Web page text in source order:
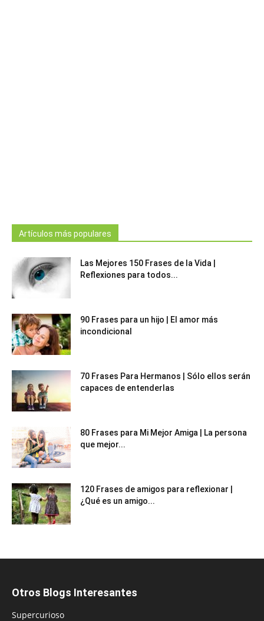
Artículos más populares
Las Mejores 150 Frases de la Vida |
Reflexiones para todos...
90 Frases para un hijo | El amor más
incondicional
70 Frases Para Hermanos | Sólo ellos serán
capaces de entenderlas
80 Frases para Mi Mejor Amiga | La persona
que mejor...
120 Frases de amigos para reflexionar |
¿Qué es un amigo...
Otros Blogs Interesantes
Supercurioso